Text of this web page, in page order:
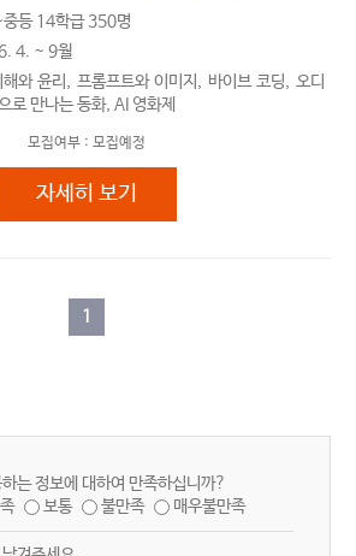
등 14학급 350명
4. ~ 9월
와 윤리, 프롬프트와 이미지, 바이브 코딩, 오디
로 만나는 동화, AI 영화제
모집여부 : 모집예정
AI 팩트체크 스쿨 'AI 바이브 코딩을
자세히 보기
1
는 정보에 대하여 만족하십니까?
보통 불만족 매우불만족